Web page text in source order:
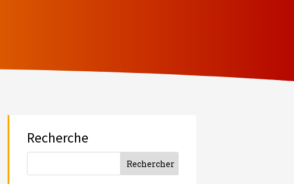
Recherche